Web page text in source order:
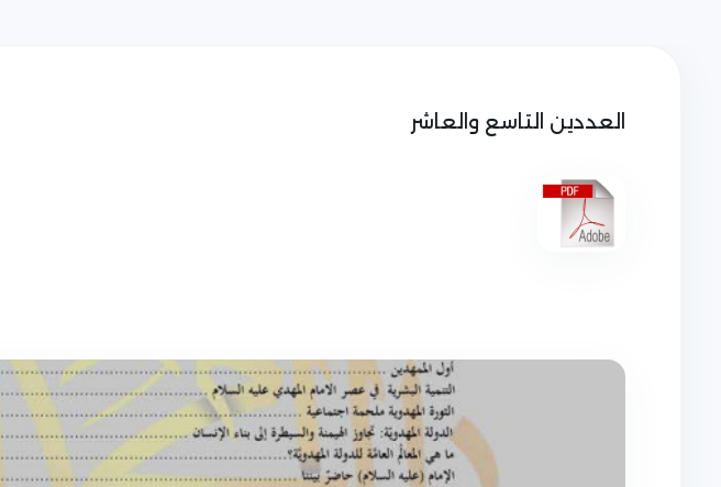
العددين التاسع والعاشر